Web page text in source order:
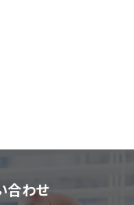
合わせ